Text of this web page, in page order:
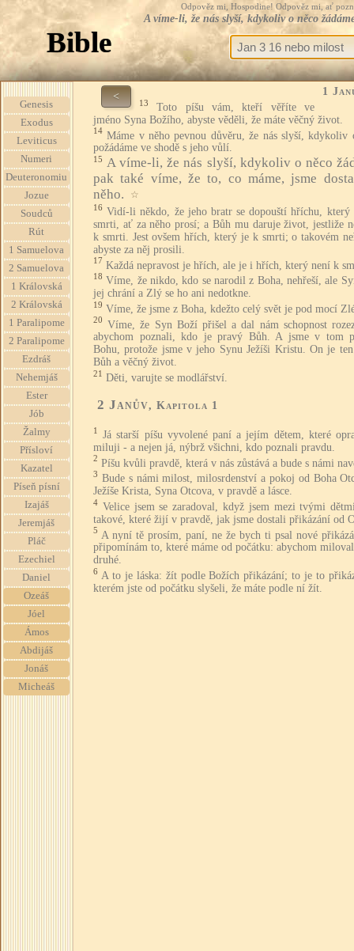
Odpověz mi, Hospodine! Odpověz mi, ať
A víme-li, že nás slyší, kdykoliv o něco
Bible
Genesis
Exodus
Leviticus
Numeri
Deuteronomiu
Jozue
Soudců
Rút
1 Samuelova
2 Samuelova
1 Královská
2 Královská
1 Paralipome
2 Paralipome
Ezdráš
Nehemjáš
Ester
Jób
Žalmy
Přísloví
Kazatel
Píseň písní
Izajáš
Jeremjáš
Pláč
Ezechiel
Daniel
Ozeáš
Jóel
Ámos
Abdijáš
Jonáš
Micheáš
< 1
13
Toto píšu vám, kteří věříte ve
jméno Syna Božího, abyste věděli, že máte věčný život.
14 Máme v něho pevnou důvěru, že nás slyší, kdykoliv
požádáme ve shodě s jeho vůlí.
15 A víme-li, že nás slyší, kdykoliv o něco
pak také víme, že to, co máme, jsme
něho.
☆
16 Vidí-li někdo, že jeho bratr se dopouští hříchu, který
smrti, ať za něho prosí; a Bůh mu daruje život, jestliže
k smrti. Jest ovšem hřích, který je k smrti; o takovém
abyste za něj prosili.
17 Každá nepravost je hřích, ale je i hřích, který není k
18 Víme, že nikdo, kdo se narodil z Boha, nehřeší, ale
jej chrání a Zlý se ho ani nedotkne.
19 Víme, že jsme z Boha, kdežto celý svět je pod mocí
20
Víme, že Syn Boží přišel a dal nám schopnost
abychom poznali, kdo je pravý Bůh. A jsme v tom
Bohu, protože jsme v jeho Synu Ježíši Kristu. On je
Bůh a věčný život.
21 Děti, varujte se modlářství.
2 Janův, Kapitola 1
1
Já starší píšu vyvolené paní a jejím dětem, které
miluji - a nejen já, nýbrž všichni, kdo poznali pravdu.
2 Píšu kvůli pravdě, která v nás zůstává a bude s námi
3 Bude s námi milost, milosrdenství a pokoj od Boha
Ježíše Krista, Syna Otcova, v pravdě a lásce.
4 Velice jsem se zaradoval, když jsem mezi tvými
takové, které žijí v pravdě, jak jsme dostali přikázání od
5 A nyní tě prosím, paní, ne že bych ti psal nové
připomínám to, které máme od počátku: abychom
druhé.
6 A to je láska: žít podle Božích přikázání; to je to
kterém jste od počátku slyšeli, že máte podle ní žít.